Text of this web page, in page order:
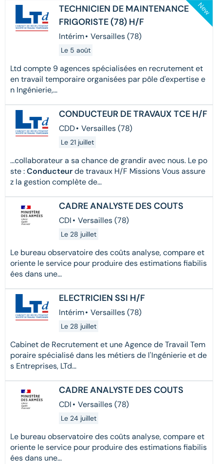
TECHNICIEN DE MAINTENANCE
FRIGORISTE (78) H/F
Intérim• Versailles (78)
Le 5 août
Ltd compte 9 agences spécialisées en recrutement et
en travail temporaire organisées par pôle d'expertise e
n Ingénierie,...
New
CONDUCTEUR DE TRAVAUX TCE H/F
CDD• Versailles (78)
Le 21 juillet
...collaborateur a sa chance de grandir avec nous. Le po
ste :Conducteurde travaux H/F Missions Vous assure
z la gestion complète de...
CADRE ANALYSTE DES COUTS
CDI• Versailles (78)
Le 28 juillet
Le bureau observatoire des coûts analyse, compare et
oriente le service pour produire des estimations fiabilis
ées dans une...
ELECTRICIEN SSI H/F
Intérim• Versailles (78)
Le 28 juillet
Cabinet de Recrutement et une Agence de Travail Tem
poraire spécialisé dans les métiers de l'Ingénierie et de
s Entreprises, LTd...
CADRE ANALYSTE DES COUTS
CDI• Versailles (78)
Le 24 juillet
Le bureau observatoire des coûts analyse, compare et
oriente le service pour produire des estimations fiabilis
ées dans une...